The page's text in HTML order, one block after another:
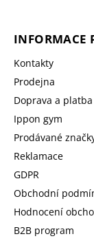
INFORMACE
Kontakty
Prodejna
Doprava a platba
Ippon gym
Prodávané
Reklamace
GDPR
Obchodní
Hodnocení
B2B program